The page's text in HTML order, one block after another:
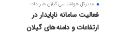
مدیرکل هواشناسی گیلان خبر داد؛
فعالیت سامانه ناپایدار در
ارتفاعات و دامنه های گیلان